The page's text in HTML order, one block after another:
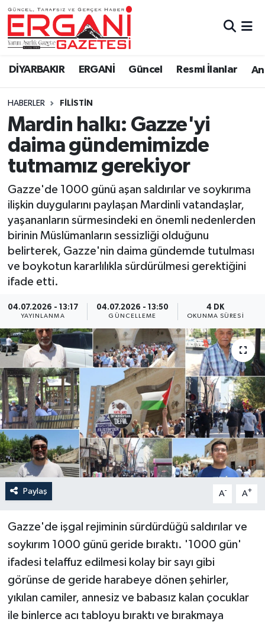
DİYARBAKIR ERGANİ Güncel Resmi İlanlar
HABERLER FILISTIN
Mardin halkı: Gazze'yi
daima gündemimizde
tutmamız gerekiyor
Gazze'de 1000 günü aşan saldırılar ve soykırıma
ilişkin duygularını paylaşan Mardinli vatandaşlar,
yaşananların sürmesindeki en önemli nedenlerden
birinin Müslümanların sessizliği olduğunu
belirterek, Gazze'nin daima gündemde tutulması
ve boykotun kararlılıkla sürdürülmesi gerektiğini
ifade etti.
04.07.2026 - 13:17
YAYINLANMA
04.07.2026 - 13:50
GÜNCELLEME
4 DK
OKUNMA SÜRESI
Paylaş A- A+
Gazze'de işgal rejiminin sürdürdüğü saldırılar ve
soykırım 1000 günü geride bıraktı. '1000 gün'
ifadesi telaffuz edilmesi kolay bir sayı gibi
görünse de geride harabeye dönen şehirler,
yıkılan camiler, annesiz ve babasız kalan çocuklar
ile binlerce acı tabloyu bıraktı ve bırakmaya
DİYARBAKIR
BİSMİL
BAĞLAR
ERGANİ
Güncel
Eği̇ti̇m
Resmi İlanlar
Sağlık
Si̇yaset
Spor
Yaşam
Anali̇z
Bi̇li̇m & Teknoloji̇
Dünya
Eği̇ti̇m
Ergani Nöbetçi Eczaneler
Ergani Hava Durumu
Ergani Trafik Yoğunluk Haritası
Süper Lig Puan Durumu ve Fikstür
Tüm Manşetler
Son Dakika Haberleri
Haber Arşivi